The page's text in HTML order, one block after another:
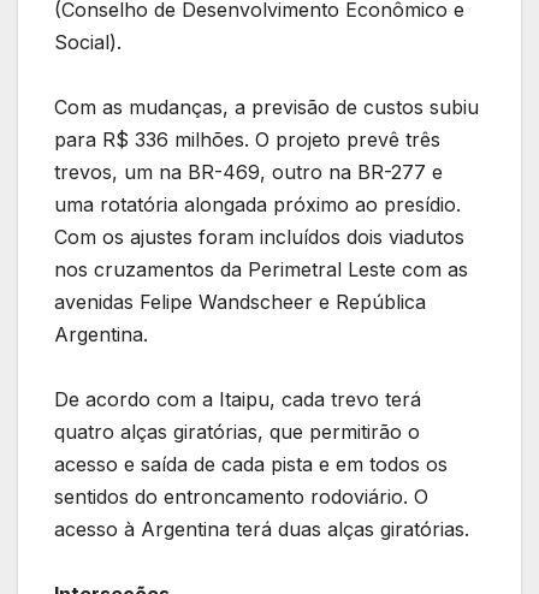
(Conselho de Desenvolvimento Econômico e
Social).
Com as mudanças, a previsão de custos subiu
para R$ 336 milhões. O projeto prevê três
trevos, um na BR-469, outro na BR-277 e
uma rotatória alongada próximo ao presídio.
Com os ajustes foram incluídos dois viadutos
nos cruzamentos da Perimetral Leste com as
avenidas Felipe Wandscheer e República
Argentina.
De acordo com a Itaipu, cada trevo terá
quatro alças giratórias, que permitirão o
acesso e saída de cada pista e em todos os
sentidos do entroncamento rodoviário. O
acesso à Argentina terá duas alças giratórias.